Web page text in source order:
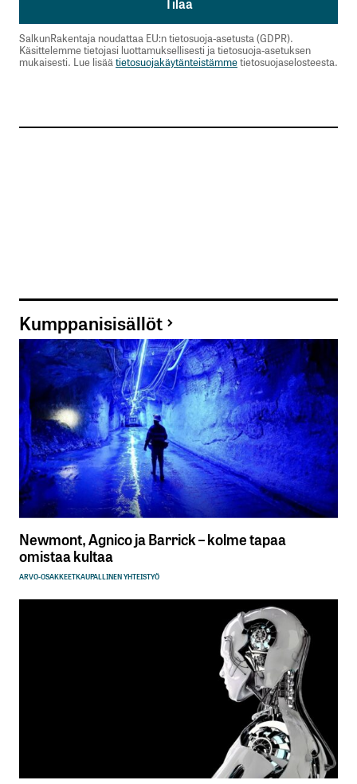
SalkunRakentaja noudattaa EU:n tietosuoja-asetusta (GDPR).
Käsittelemme tietojasi luottamuksellisesti ja tietosuoja-asetuksen
mukaisesti. Lue lisäätietosuojakäytänteistämmetietosuojaselosteesta.
Kumppanisisällöt
Newmont, Agnico ja Barrick – kolme tapaa
omistaa kultaa
ARVO-OSAKKEETKAUPALLINEN YHTEISTYÖ